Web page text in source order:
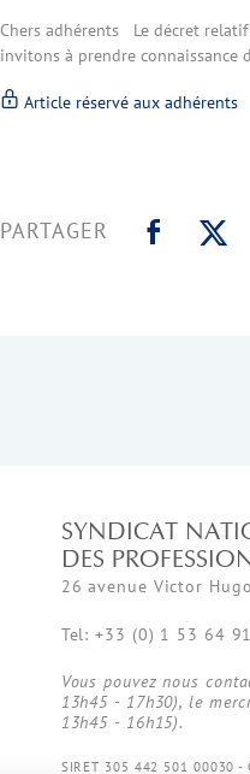
Chers adhérents Le décret
invitons à prendre connaissance
Article réservé aux adhérents
PARTAGER
SYNDICAT
DES
26 avenue Victor
Tel: +33 (0) 1 53 64
Vous pouvez nous
13h45 - 17h30), le
13h45 - 16h15).
SIRET 305 442 501 00030 -